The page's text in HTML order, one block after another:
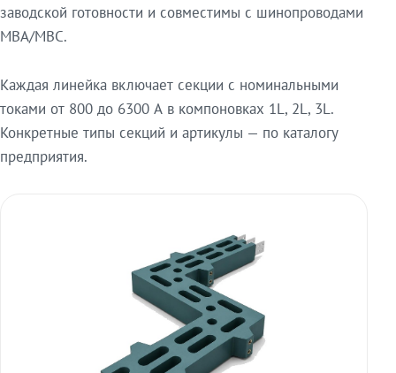
заводской готовности и совместимы с шинопроводами
МВА/МВС.
Каждая линейка включает секции с номинальными
токами от 800 до 6300 А в компоновках 1L, 2L, 3L.
Конкретные типы секций и артикулы — по каталогу
предприятия.